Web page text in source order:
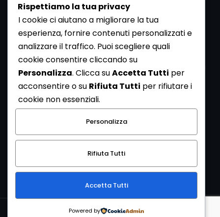
Newsletter
Se vuoi ricevere la Rivista gratuita di archeologia realizzata
dalla Redazione di ArcheoMedia iscriviti alla nostra
Newsletter [Clicca Qui]
Con l'invio del messaggio l'utente dichiara di aver letto
l’informativa sulla privacy e di acconsentire al trattamento
dei propri dati personali.
Copyright © 1999-2026Mediares S.c.PI 07341730013 - [
Rispettiamo la tua privacy
I cookie ci aiutano a migliorare la tua
esperienza, fornire contenuti personalizzati e
analizzare il traffico. Puoi scegliere quali
cookie consentire cliccando su
Personalizza. Clicca suAccetta Tutti per
acconsentire o su Rifiuta Tutti per rifiutare i
cookie non essenziali.
Personalizza
Rifiuta Tutti
Accetta Tutti
Powered by